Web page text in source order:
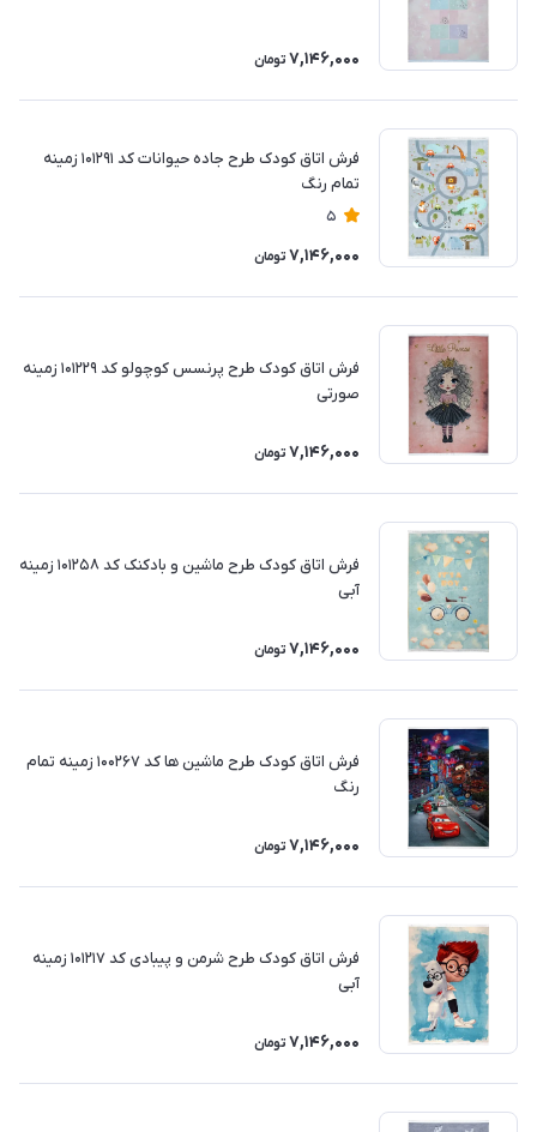
7,146,000 تومان
فرش اتاق کودک طرح جاده حیوانات کد 101291 زمینه
تمام رنگ
5
7,146,000 تومان
فرش اتاق کودک طرح پرنسس کوچولو کد 101229 زمینه
صورتی
7,146,000 تومان
فرش اتاق کودک طرح ماشین و بادکنک کد 101258 زمینه
آبی
7,146,000 تومان
فرش اتاق کودک طرح ماشین ها کد 100267 زمینه تمام
رنگ
7,146,000 تومان
فرش اتاق کودک طرح شرمن و پیبادی کد 101217 زمینه
آبی
7,146,000 تومان